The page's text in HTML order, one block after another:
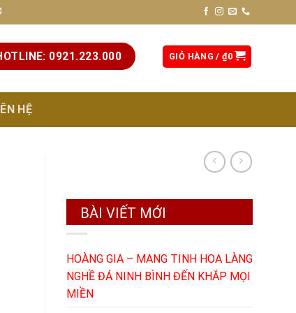
cao, chuẩn phong thủy. Liên hệ hotline:
0921.223.000 GIỎ HÀNG /₫0
HỆ
BÀI VIẾT MỚI
HOÀNG GIA – MANG TINH HOA LÀNG
NGHỀ ĐÁ NINH BÌNH ĐẾN KHẮP MỌI
MIỀN